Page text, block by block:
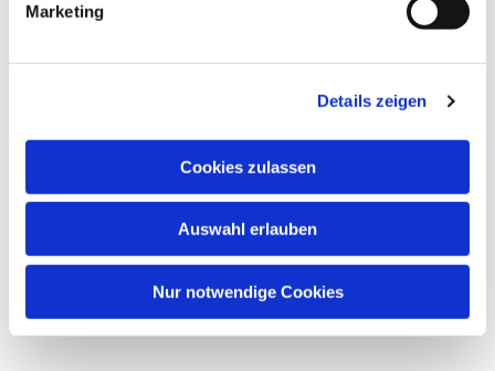
Marketing
Details zeigen
Cookies zulassen
Auswahl erlauben
Nur notwendige Cookies